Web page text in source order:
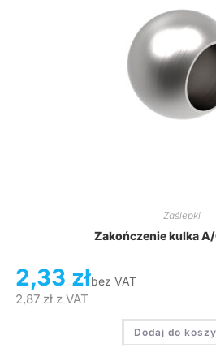
Zaślepki
Zakończenie kulka
2,33 złbez VAT
2,87 złz VAT
Dodaj do